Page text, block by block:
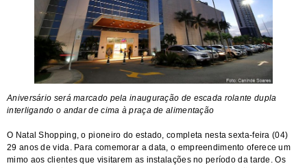
Aniversário será marcado pela inauguração de escada rolante dupla
interligando o andar de cima à praça de alimentação
O Natal Shopping, o pioneiro do estado, completa nesta sexta-feira (04)
29 anos de vida. Para comemorar a data, o empreendimento oferece um
mimo aos clientes que visitarem as instalações no período da tarde. Os